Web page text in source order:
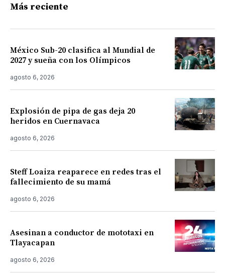
Más reciente
México Sub-20 clasifica al Mundial de
2027 y sueña con los Olímpicos
agosto 6, 2026
Explosión de pipa de gas deja 20
heridos en Cuernavaca
agosto 6, 2026
Steff Loaiza reaparece en redes tras el
fallecimiento de su mamá
agosto 6, 2026
Asesinan a conductor de mototaxi en
Tlayacapan
agosto 6, 2026